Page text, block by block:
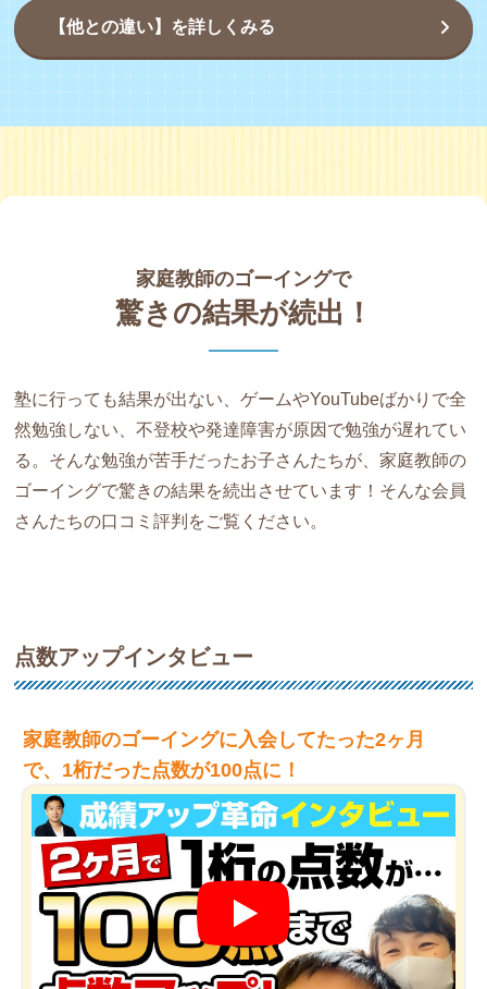
【他との違い】を詳しくみる
家庭教師のゴーイングで
驚きの結果が続出！
塾に行っても結果が出ない、ゲームやYouTubeばかりで全
然勉強しない、不登校や発達障害が原因で勉強が遅れてい
る。そんな勉強が苦手だったお子さんたちが、家庭教師の
ゴーイングで驚きの結果を続出させています！そんな会員
さんたちの口コミ評判をご覧ください。
点数アップインタビュー
家庭教師のゴーイングに入会してたった2ヶ月
で、1桁だった点数が100点に！